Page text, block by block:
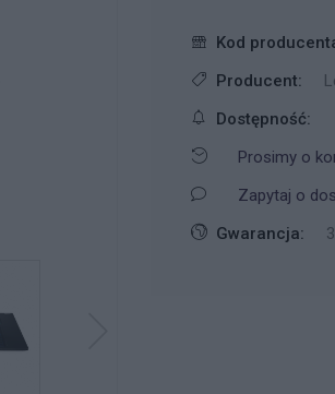
Kod
Producent:
Dostępność:
Prosimy o
Zapytaj o
Gwarancja: